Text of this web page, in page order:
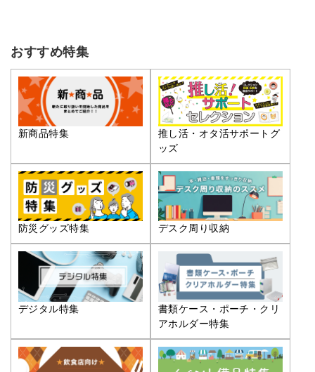
おすすめ特集
新商品特集
推し活・オタ活サポートグ
ッズ
防災グッズ特集 デスク周り収納
デジタル特集
書類ケース・ポーチ・クリ
アホルダー特集